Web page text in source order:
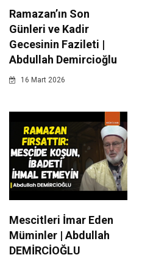
Ramazan’ın Son
Günleri ve Kadir
Gecesinin Fazileti |
Abdullah Demircioğlu
16 Mart 2026
Mescitleri İmar Eden
Müminler | Abdullah
DEMİRCİOĞLU